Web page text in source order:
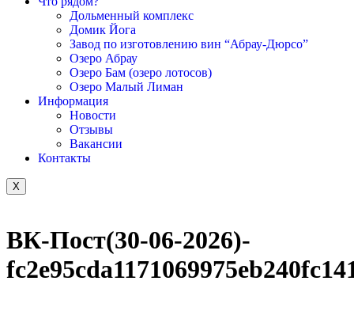
Дольменный комплекс
Домик Йога
Завод по изготовлению вин “Абрау-Дюрсо”
Озеро Абрау
Озеро Бам (озеро лотосов)
Озеро Малый Лиман
Информация
Новости
Отзывы
Вакансии
Контакты
X
ВК-Пост(30-06-2026)-